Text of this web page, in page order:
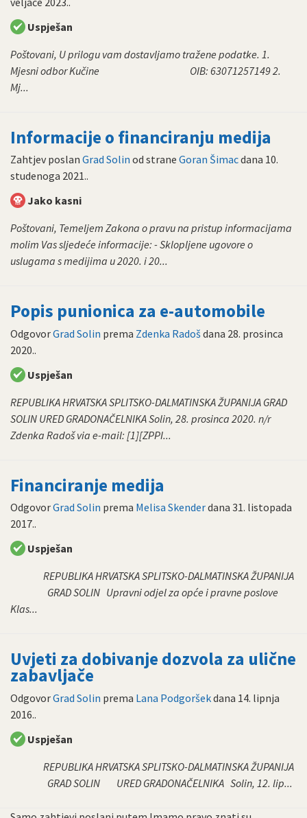
Uspješan
Poštovani, U prilogu vam dostavljamo tražene podatke. 1.
Mjesni odbor Kučine OIB: 63071257149 2.
Mj...
Informacije o financiranju medija
Zahtjev poslan Grad Solin od strane Goran Šimacdana 10.
studenoga 2021..
Jako kasni
Poštovani, Temeljem Zakona o pravu na pristup informacijama
molim Vas sljedeće informacije: - Sklopljene ugovore o
uslugama s medijima u 2020. i 20...
Popis punionica za e-automobile
OdgovorGrad Solin prema Zdenka Radošdana 28. prosinca
2020..
Uspješan
REPUBLIKA HRVATSKA SPLITSKO-DALMATINSKA ŽUPANIJA GRAD
SOLIN URED GRADONAČELNIKA Solin, 28. prosinca 2020. n/r
Zdenka Radoš via e-mail: [1][ZPPI...
Financiranje medija
OdgovorGrad Solin prema Melisa Skenderdana 31. listopada
2017..
Uspješan
REPUBLIKA HRVATSKA SPLITSKO-DALMATINSKA ŽUPANIJA
GRAD SOLIN Upravni odjel za opće i pravne poslove
Klas...
Uvjeti za dobivanje dozvola za ulične
zabavljače
OdgovorGrad Solin prema Lana Podgoršekdana 14. lipnja
2016..
Uspješan
REPUBLIKA HRVATSKA SPLITSKO-DALMATINSKA ŽUPANIJA
GRAD SOLIN URED GRADONAČELNIKA Solin, 12. lip...